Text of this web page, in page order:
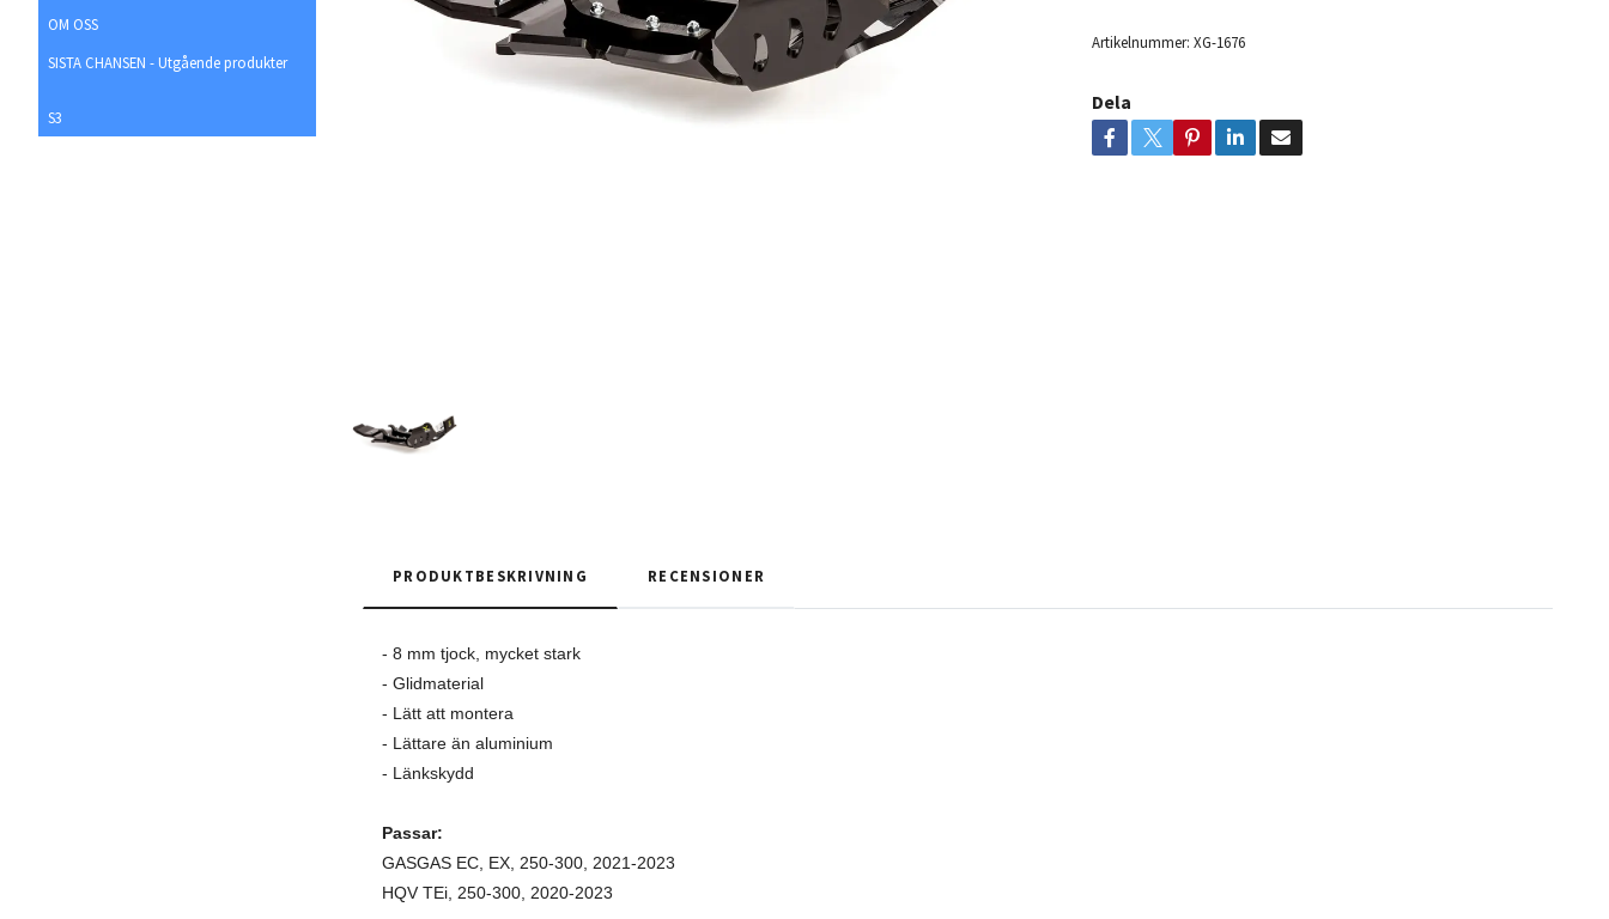
OM OSS
SISTA CHANSEN - Utgående produkter
S3
Artikelnummer: XG-1676
Dela
PRODUKTBESKRIVNING RECENSIONER
- 8 mm tjock, mycket stark
- Glidmaterial
- Lätt att montera
- Lättare än aluminium
- Länkskydd
Passar:
GASGAS EC, EX, 250-300, 2021-2023
HQV TEi, 250-300, 2020-2023